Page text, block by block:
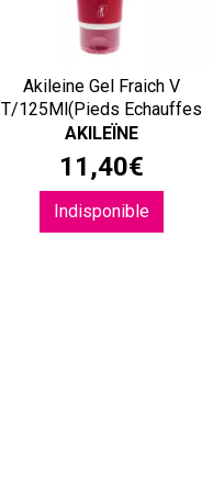
Akileine Gel Fraich V
T/125Ml(Pieds Echauffes
AKILEÏNE
11 ,40€
Indisponible